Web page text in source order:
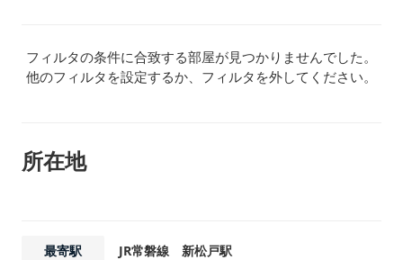
フィルタの条件に合致する部屋が見つかりませんでした。
他のフィルタを設定するか、フィルタを外してください。
所在地
最寄駅 JR常磐線 新松戸駅